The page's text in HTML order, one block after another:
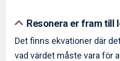
Resonera er fram till
Det finns ekvationer där
vad värdet måste vara för